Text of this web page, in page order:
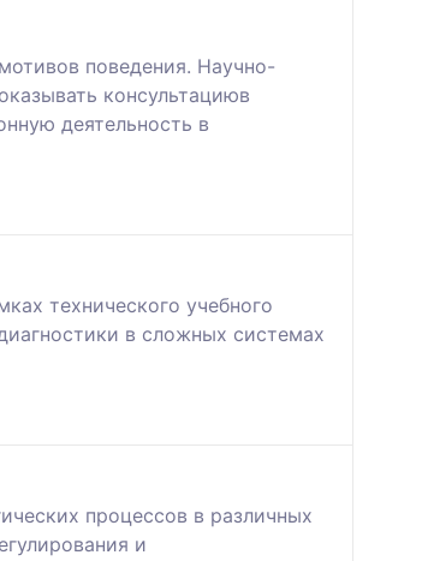
поведения. Научно-
консультациюв
деятельность в
технического учебного
в сложных системах
процессов в различных
и